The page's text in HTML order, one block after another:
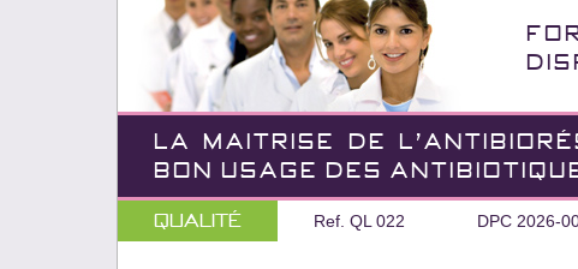
LA MAITRISE DE
BON USAGE DES
Qualité Ref. QL 022 DPC 2026-